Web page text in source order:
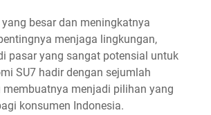
besar dan meningkatnya
menjaga lingkungan,
pasar yang sangat potensial untuk
SU7 hadir dengan sejumlah
membuatnya menjadi pilihan yang
konsumen Indonesia.